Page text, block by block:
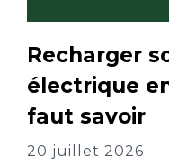
Recharger
électrique
faut savoir
20 juillet 2026